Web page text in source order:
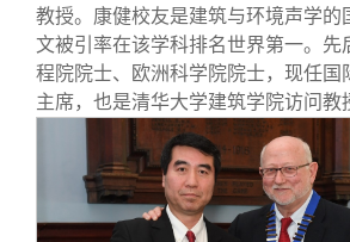
兴趣群体
西南联大校友会
捐赠方法
义工计划
我要订阅
新媒体平台
清华故事
青春风采
校友文苑
终身学习
信息化服务
三创大赛
校友总会
总会简介
会长致辞
关闭
教授。康健校友是建筑与环境声学的
文被引率在该学科排名世界第一。先
程院院士、欧洲科学院院士，现任国
主席，也是清华大学建筑学院访问教